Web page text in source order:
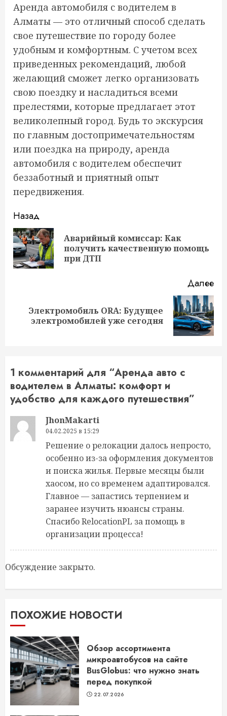
Аренда автомобиля с водителем в
Алматы — это отличный способ сделать
свое путешествие по городу более
удобным и комфортным. С учетом всех
приведенных рекомендаций, любой
желающий сможет легко организовать
свою поездку и насладиться всеми
прелестями, которые предлагает этот
великолепный город. Будь то экскурсия
по главным достопримечательностям
или поездка на природу, аренда
автомобиля с водителем обеспечит
беззаботный и приятный опыт
передвижения.
Продолжить
чтение
Назад
Аварийный комиссар: Как
получить качественную помощь
при ДТП
Далее
Следующая
запись:
Электромобиль ORA: Будущее
электромобилей уже сегодня
1 комментарий для “Аренда авто с
водителем в Алматы: комфорт и
удобство для каждого путешествия”
JhonMakarti
04.02.2025 в 15:29
Решение о релокации далось непросто,
особенно из-за оформления документов
и поиска жилья. Первые месяцы были
хаосом, но со временем адаптировался.
Главное — запастись терпением и
заранее изучить нюансы страны.
Спасибо RelocationPL за помощь в
организации процесса!
Обсуждение закрыто.
ПОХОЖИЕ НОВОСТИ
Обзор ассортимента
микроавтобусов на сайте
BusGlobus: что нужно знать
перед покупкой
22.07.2026